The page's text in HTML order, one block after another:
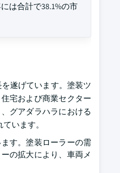
は合計で38.1%の市
遂げています。塗装ツ
宅および商業セクター
グアダラハラにおける
います。
す。塗装ローラーの需
の拡大により、車両メ